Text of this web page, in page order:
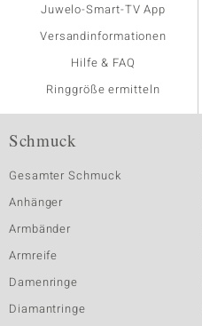
Juwelo-Smart-TV App
Versandinformationen
Hilfe & FAQ
Ringgröße ermitteln
Schmuck
Gesamter Schmuck
Anhänger
Armbänder
Armreife
Damenringe
Diamantringe